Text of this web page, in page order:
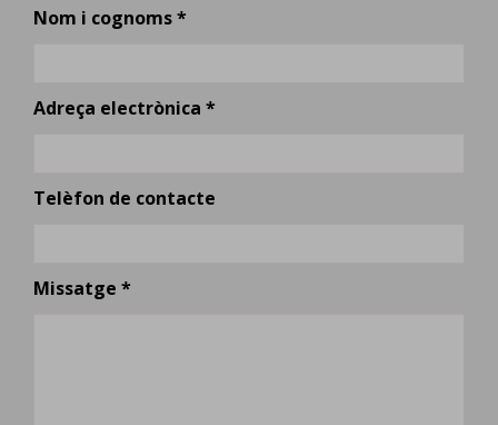
Nom i cognoms *
Adreça electrònica *
Telèfon de contacte
Missatge *